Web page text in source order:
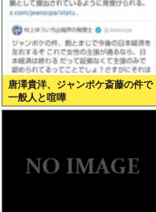
唐澤貴洋、ジャンポケ斎藤の件で
一般人と喧嘩